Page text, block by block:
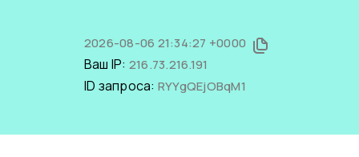
2026-08-06 21:34:27 +0000
Ваш IP: 216.73.216.191
ID запроса: RYYgQEjOBqM1